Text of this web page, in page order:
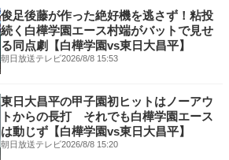
俊足後藤が作った絶好機を逃さず！粘投
続く白樺学園エース村端がバットで見せ
る同点劇【白樺学園vs東日大昌平】
朝日放送テレビ2026/8/8 15:53
東日大昌平の甲子園初ヒットはノーアウ
トからの長打 それでも白樺学園エース
は動じず【白樺学園vs東日大昌平】
朝日放送テレビ2026/8/8 15:20